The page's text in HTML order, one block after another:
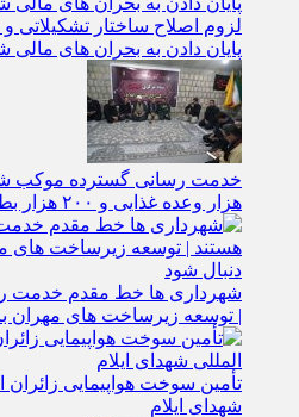
لزوم اصلاح ساختار تشکیلاتی و
پایان دادن به بحران‌ های مالی
هزار وعده غذایی و ۲۰۰ هزار بطری آب معدنی
شهرداری‌ ها خط مقدم خدمت
| توسعه زیرساخت ‌های مهران
تأمین سوخت هواپیمایی زائران
شهدای ایلام